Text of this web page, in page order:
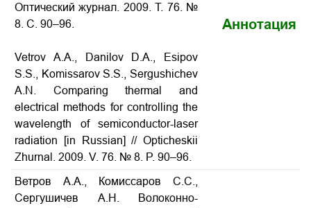
Оптический журнал. 2009. Т. 76. №
8. С. 90–96.
Vetrov A.A., Danilov D.A., Esipov
S.S., Komissarov S.S., Sergushichev
A.N. Comparing thermal and
electrical methods for controlling the
wavelength of semiconductor-laser
radiation [in Russian] // Opticheskii
Zhurnal. 2009. V. 76. № 8. P. 90–96.
Аннотация
Ветров А.А., Комиссаров С.С.,
Сергушичев А.Н. Волоконно-